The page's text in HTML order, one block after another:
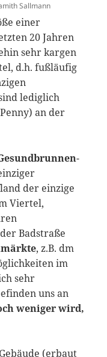
Sallmann
einer
20 Jahren
sehr kargen
d.h. fußläufig
lediglich
an der
-
der einzige
Viertel,
Badstraße
, z.B. dm
im
sehr
uns an
weniger wird,
(erbaut